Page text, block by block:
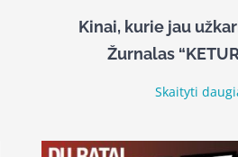
Kinai, kurie jau
Žurnalas
Skaityti